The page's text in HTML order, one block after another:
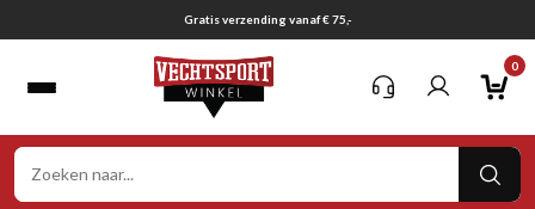
naar
Gratis verzending vanaf € 75,-
0